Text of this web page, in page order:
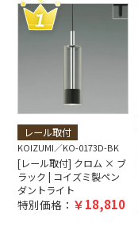
レール取付
KOIZUMI KO-0173D-BK
[レール取付] クロム × ブ
ラック | コイズミ製ペン
ダントライト
特別価格： 18,810